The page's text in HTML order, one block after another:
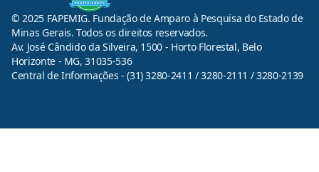
© 2025 FAPEMIG. Fundação de Amparo à Pesquisa do Estado de
Minas Gerais. Todos os direitos reservados.
Av. José Cândido da Silveira, 1500 - Horto Florestal, Belo
Horizonte - MG, 31035-536
Central de Informações - (31) 3280-2411 / 3280-2111 / 3280-2139